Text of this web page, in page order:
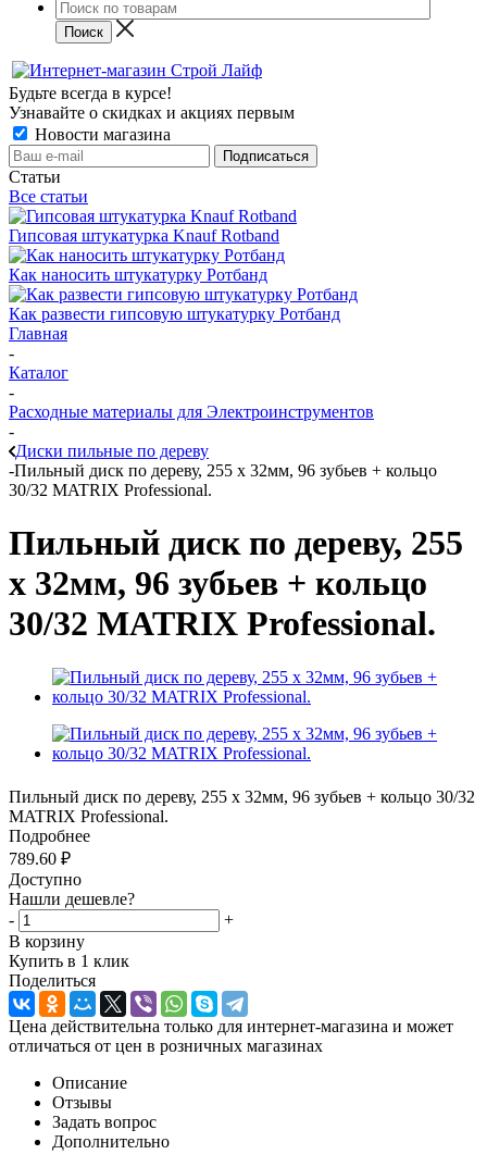
Будьте всегда в курсе!
Узнавайте о скидках и акциях первым
Новости магазина
Статьи
Все статьи
Гипсовая штукатурка Knauf Rotband
Как наносить штукатурку Ротбанд
Как развести гипсовую штукатурку Ротбанд
Главная
-
Каталог
-
Расходные материалы для Электроинструментов
-
Диски пильные по дереву
-Пильный диск по дереву, 255 х 32мм, 96 зубьев + кольцо
30/32 MATRIX Professional.
Пильный диск по дереву, 255
х 32мм, 96 зубьев + кольцо
30/32 MATRIX Professional.
Пильный диск по дереву, 255 х 32мм, 96 зубьев + кольцо 30/32
MATRIX Professional.
Подробнее
789.60 ₽
Доступно
Нашли дешевле?
-
+
В корзину
Купить в 1 клик
Поделиться
Цена действительна только для интернет-магазина и может
отличаться от цен в розничных магазинах
Описание
Отзывы
Задать вопрос
Дополнительно